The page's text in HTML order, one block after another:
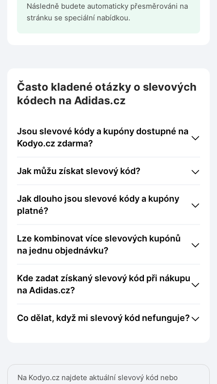
Na Kodyo.cz najdete aktuální slevový kód nebo
Následně budete automaticky přesměrováni na
stránku se speciální nabídkou.
Často kladené otázky o slevových
kódech na Adidas.cz
Jsou slevové kódy a kupóny dostupné na
Kodyo.cz zdarma?
Jak můžu získat slevový kód?
Jak dlouho jsou slevové kódy a kupóny
platné?
Lze kombinovat více slevových kupónů
na jednu objednávku?
Kde zadat získaný slevový kód při nákupu
na Adidas.cz?
Co dělat, když mi slevový kód nefunguje?